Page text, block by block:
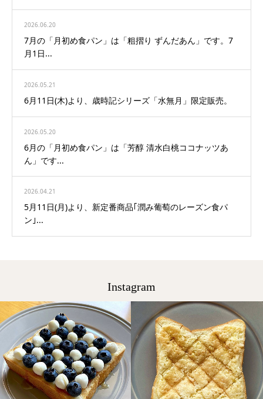
2026.06.20
7月の「月初め食パン」は「粗摺り ずんだあん」です。7
月1日...
2026.05.21
6月11日(木)より、歳時記シリーズ「水無月」限定販売。
2026.05.20
6月の「月初め食パン」は「芳醇 清水白桃ココナッツあ
ん」です...
2026.04.21
5月11日(月)より、新定番商品｢潤み葡萄のレーズン食パ
ン｣...
Instagram